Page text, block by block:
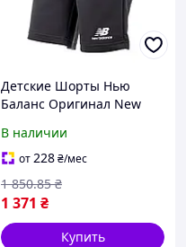
Детские Шорты Нью
Баланс Оригинал New
Logo YS31540BK
В наличии
от228₴/мес
1 371 ₴
1 850.85 ₴
Купить